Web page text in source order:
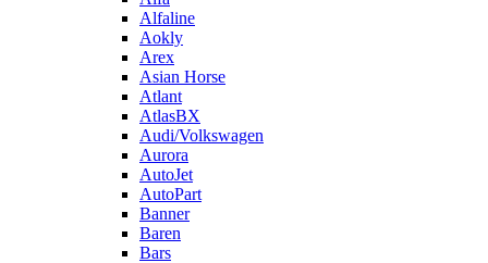
Alfaline
Aokly
Arex
Asian Horse
Atlant
AtlasBX
Audi/Volkswagen
Aurora
AutoJet
AutoPart
Banner
Baren
Bars